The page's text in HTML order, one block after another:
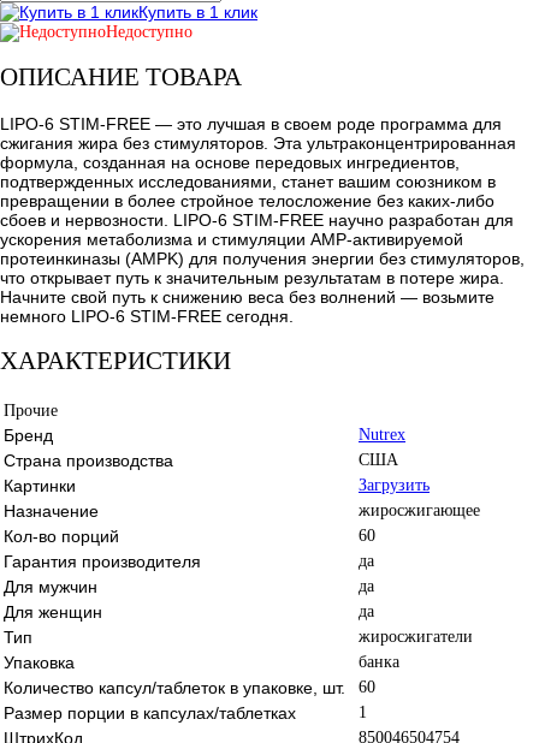
Купить в 1 клик
Недоступно
ОПИСАНИЕ ТОВАРА
LIPO-6 STIM-FREE — это лучшая в своем роде программа для
сжигания жира без стимуляторов. Эта ультраконцентрированная
формула, созданная на основе передовых ингредиентов,
подтвержденных исследованиями, станет вашим союзником в
превращении в более стройное телосложение без каких-либо
сбоев и нервозности. LIPO-6 STIM-FREE научно разработан для
ускорения метаболизма и стимуляции AMP-активируемой
протеинкиназы (AMPK) для получения энергии без стимуляторов,
что открывает путь к значительным результатам в потере жира.
Начните свой путь к снижению веса без волнений — возьмите
немного LIPO-6 STIM-FREE сегодня.
ХАРАКТЕРИСТИКИ
Прочие
Бренд Nutrex
Страна производства США
Картинки Загрузить
Назначение жиросжигающее
Кол-во порций 60
Гарантия производителя да
Для мужчин да
Для женщин да
Тип жиросжигатели
Упаковка банка
Количество капсул/таблеток в упаковке, шт. 60
Размер порции в капсулах/таблетках 1
ШтрихКод 850046504754